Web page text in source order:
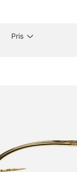
brukar spara
Pris